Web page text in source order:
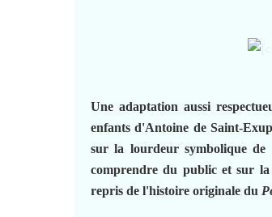
Une adaptation aussi
enfants d'Antoine de Saint-
sur la lourdeur symbolique de
comprendre du public et sur la
repris de l'histoire originale du